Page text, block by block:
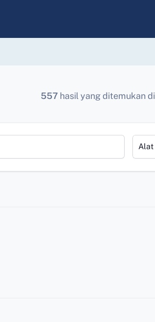
557 hasil yang ditemukan di